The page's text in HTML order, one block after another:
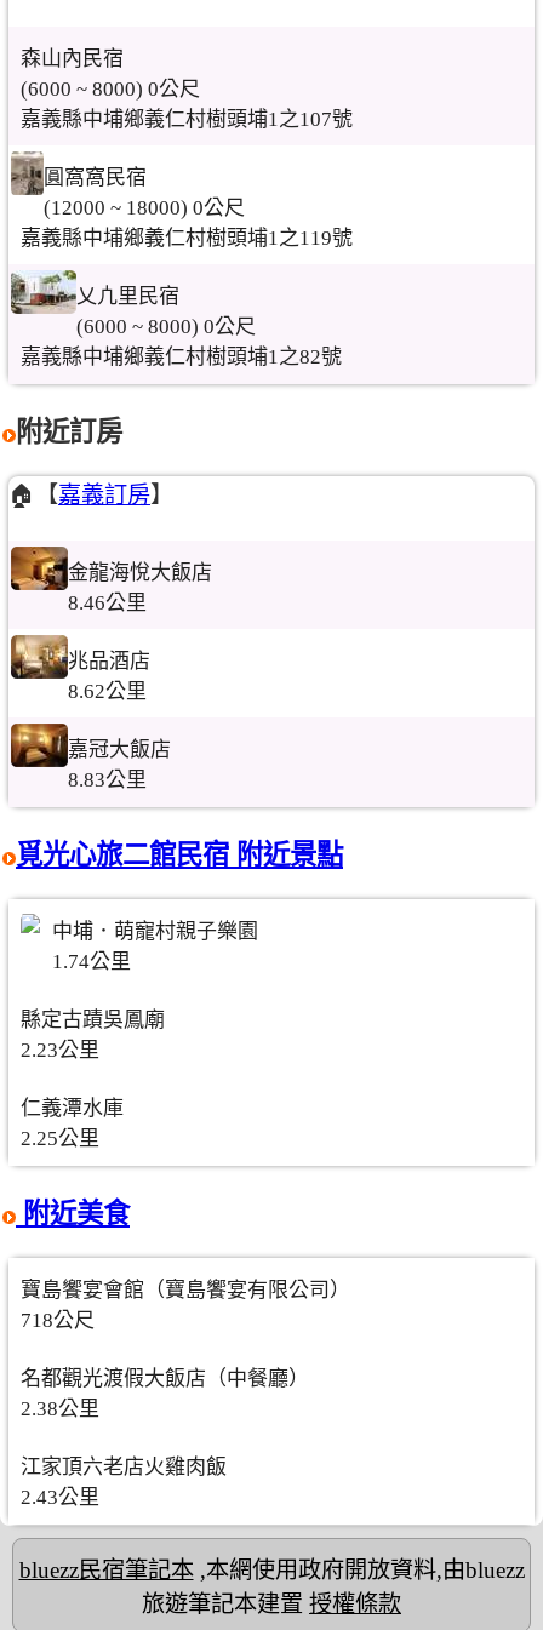
森山內民宿
(6000 ~ 8000) 0公尺
嘉義縣中埔鄉義仁村樹頭埔1之107號
圓窩窩民宿
(12000 ~ 18000) 0公尺
嘉義縣中埔鄉義仁村樹頭埔1之119號
乂凣里民宿
(6000 ~ 8000) 0公尺
嘉義縣中埔鄉義仁村樹頭埔1之82號
附近訂房
🏠【嘉義訂房】
金龍海悅大飯店
8.46公里
兆品酒店
8.62公里
嘉冠大飯店
8.83公里
覓光心旅二館民宿 附近景點
中埔．萌寵村親子樂園
1.74公里
縣定古蹟吳鳳廟
2.23公里
仁義潭水庫
2.25公里
附近美食
寶島饗宴會館（寶島饗宴有限公司）
718公尺
名都觀光渡假大飯店（中餐廳）
2.38公里
江家頂六老店火雞肉飯
2.43公里
bluezz民宿筆記本,本網使用政府開放資料,由bluezz
旅遊筆記本建置 授權條款